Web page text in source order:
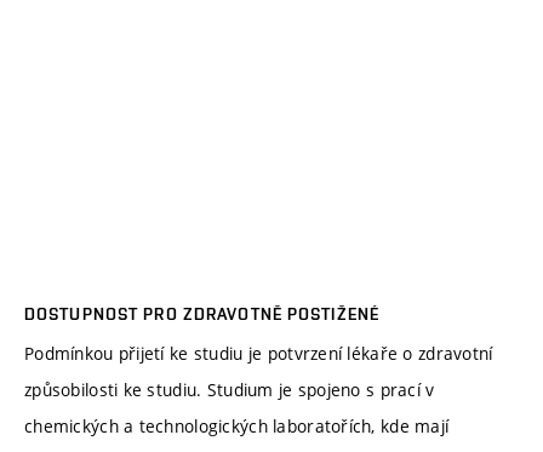
DOSTUPNOST PRO ZDRAVOTNĚ POSTIŽENÉ
Podmínkou přijetí ke studiu je potvrzení lékaře o zdravotní
způsobilosti ke studiu. Studium je spojeno s prací v
chemických a technologických laboratořích, kde mají